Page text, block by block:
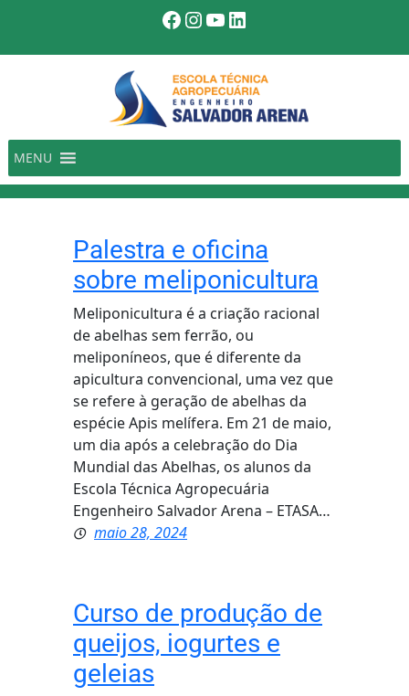
o
Facebook
Instagram
Youtube
LinkedIn
MENU
Palestra e oficina
sobre meliponicultura
Meliponicultura é a criação racional
de abelhas sem ferrão, ou
meliponíneos, que é diferente da
apicultura convencional, uma vez que
se refere à geração de abelhas da
espécie Apis melífera. Em 21 de maio,
um dia após a celebração do Dia
Mundial das Abelhas, os alunos da
Escola Técnica Agropecuária
Engenheiro Salvador Arena – ETASA…
maio 28, 2024
Curso de produção de
queijos, iogurtes e
geleias